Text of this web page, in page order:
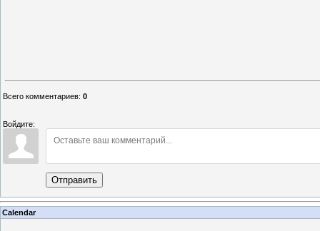
Всего комментариев: 0
Войдите:
Отправить
Calendar